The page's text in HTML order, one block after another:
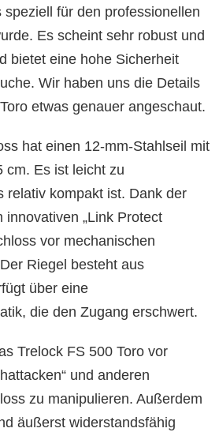
speziell für den professionellen
Es scheint sehr robust und
bietet eine hohe Sicherheit
Wir haben uns die Details
etwas genauer angeschaut.
hat einen 12-mm-Stahlseil mit
cm. Es ist leicht zu
relativ kompakt ist. Dank der
„Link Protect
vor mechanischen
Riegel besteht aus
über eine
die den Zugang erschwert.
Trelock FS 500 Toro vor
und anderen
zu manipulieren. Außerdem
äußerst widerstandsfähig